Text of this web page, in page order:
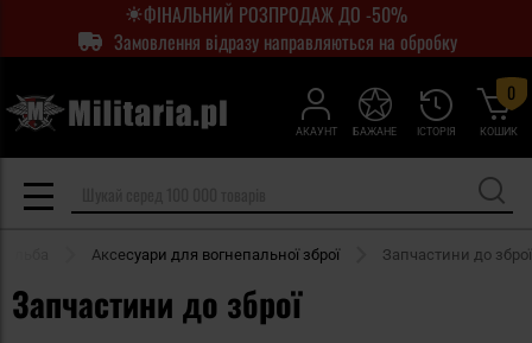
ФІНАЛЬНИЙ РОЗПРОДАЖ ДО -50%
Замовлення відразу направляються на обробку
АКАУНТ ІСТОРІЯ
БАЖАНЕ КОШИК
0
Аксесуари для вогнепальної зброї Запчастини до зброї
Запчастини до зброї